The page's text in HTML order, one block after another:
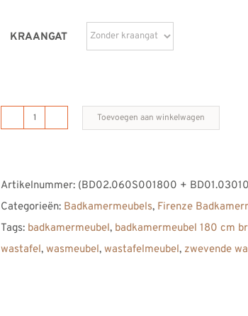
KRAANGAT
B
Badkamermeubel
1800
aantal
Toevoegen aan winkelwagen
Artikelnummer: (BD02.060S001800 +
Categorieën: Badkamermeubels, Firenze
Tags: badkamermeubel, badkamermeubel 180 cm
wastafel, wasmeubel, wastafelmeubel, zwevende